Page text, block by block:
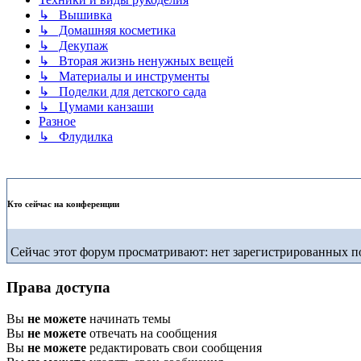
↳ Вышивка
↳ Домашняя косметика
↳ Декупаж
↳ Вторая жизнь ненужных вещей
↳ Материалы и инструменты
↳ Поделки для детского сада
↳ Цумами канзаши
Разное
↳ Флудилка
Кто сейчас на конференции
Сейчас этот форум просматривают: нет зарегистрированных
Права доступа
Вы не можете начинать темы
Вы не можете отвечать на сообщения
Вы не можете редактировать свои сообщения